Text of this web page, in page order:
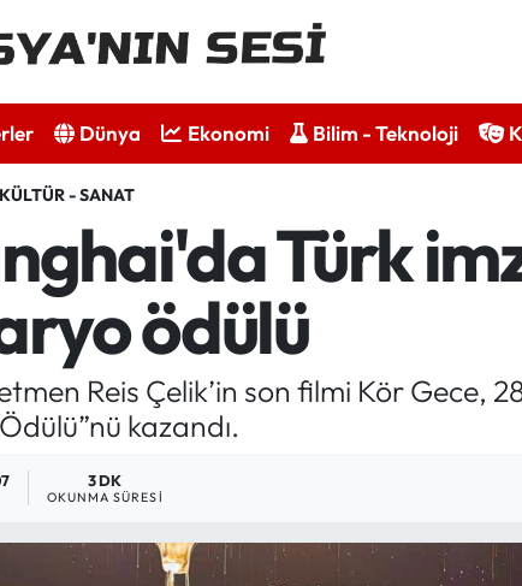
Dünya Ekonomi Bilim - Teknoloji
KÜLTÜR - SANAT
Türk
ödülü
Reis Çelik’in son filmi Kör Gece,
kazandı.
3 DK
OKUNMA SÜRESI